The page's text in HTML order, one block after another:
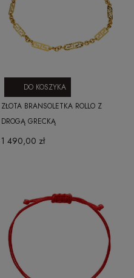
ZŁOTA BRANSOLETKA ROLLO Z
DROGĄ GRECKĄ
1 490,00 zł
DO KOSZYKA